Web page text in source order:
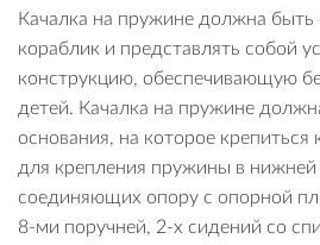
Качалка на пружине должна быть
кораблик и представлять собой
конструкцию, обеспечивающую
детей. Качалка на пружине
основания, на которое крепиться
для крепления пружины в нижней
соединяющих опору с опорной
8-ми поручней, 2-х сидений со